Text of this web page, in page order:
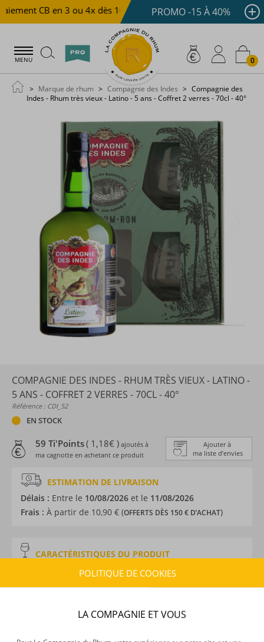
CB en 3 ou 4x dès 100 € Livraison offerte dès
PROMO -15 À 40%
MENU 0
Marque de rhum Compagnie des Indes
Compagnie des
Indes - Rhum très vieux - Latino - 5 ans - Coffret 2 verres - 70cl - 40°
COMPAGNIE DES INDES - RHUM TRÈS VIEUX - LATINO -
5 ANS - COFFRET 2 VERRES - 70CL - 40°
Référence : CDI_52
EN STOCK
Ajouter à
ma liste d’envies
59 Ti'Points( 1,18€ ) ajoutés à
ma cagnotte en achetant ce produit
ESTIMATION DE LIVRAISON
Délais : Entre le 10/08/2026 et le 11/08/2026
Frais : À partir de 10,90 € (OFFERTS DÈS 150 € D’ACHAT)
CARACTÉRISTIQUES DU PRODUIT
Rhum traditionnel
Provenance :Barbade,Guatemala,Guyane
Colonne
POLITIQUE DE COOKIES
LA COMPAGNIE ET VOUS